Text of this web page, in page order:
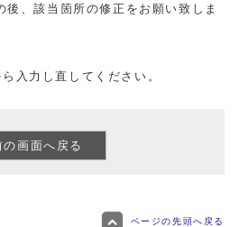
後、該当箇所の修正をお願い致しま
入力し直してください。
ページの先頭へ戻る